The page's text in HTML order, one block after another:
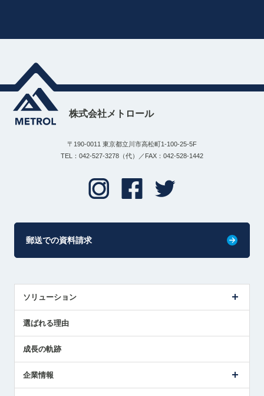
株式会社メトロール
〒190-0011 東京都立川市高松町1-100-25-5F
TEL：042-527-3278（代）／FAX：042-528-1442
郵送での資料請求
ソリューション
解決策提案
選ばれる理由
成長の軌跡
企業情報